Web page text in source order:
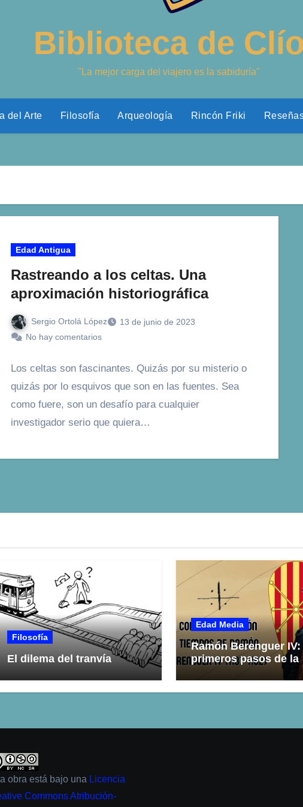
Biblioteca de Clío
"La mejor carga del viajero es la sabiduría"
del Arte Filosofía Arqueología Rincón Friki
Edad Antigua
Rastreando a los celtas. Una
aproximación historiográfica
Sergio Ortolá López
13 de junio de 2023
No hay comentarios
Los celtas son fascinantes. Quizás por su misterio o
quizás por lo esquivos que son en las fuentes. Sea
como fuere, son un desafío para cualquier
investigador serio que quiera…
Filosofía
El dilema del tranvía
Edad Media
Ramón Berenguer IV:
primeros pasos de la
Corona de Aragón
obra está bajo una Licencia
Commons Atribución-